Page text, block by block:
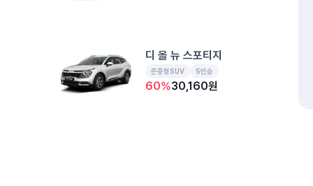
디 올 뉴 스포티지
준중형SUV 5인승
60%30,160원